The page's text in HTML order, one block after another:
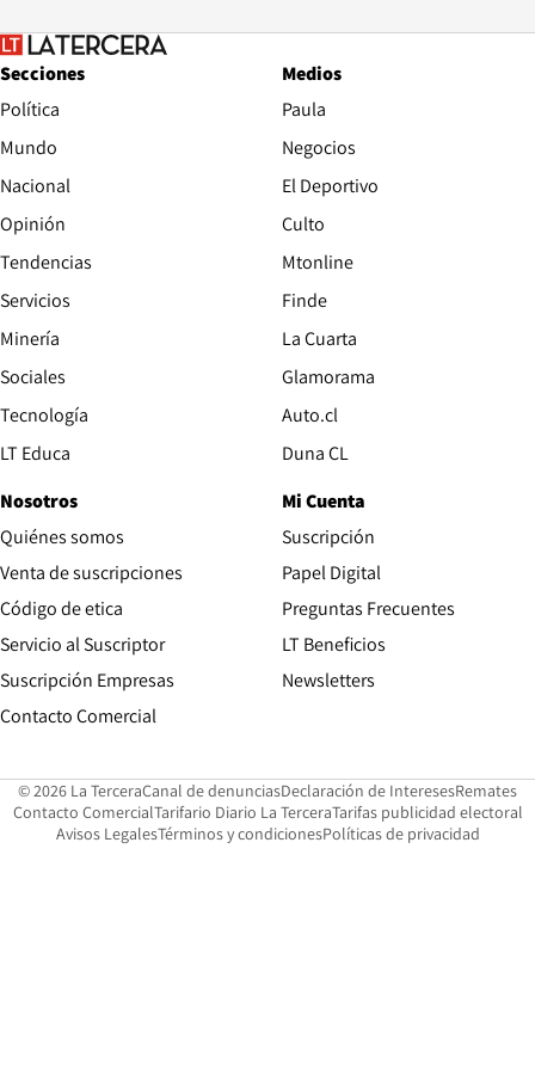
Secciones
Política
Mundo
Nacional
Opinión
Tendencias
Servicios
Minería
Sociales
Tecnología
LT Educa
Medios
Paula
Negocios
El Deportivo
Culto
Mtonline
Finde
La Cuarta
Glamorama
Auto.cl
Duna CL
Nosotros
Quiénes somos
Venta de suscripciones
Código de etica Opens in new window
Servicio al Suscriptor
Suscripción Empresas
Contacto Comercial
Mi Cuenta
Suscripción
Papel Digital
Preguntas Frecuentes
LT Beneficios
Newsletters
© 2026 La TerceraCanal de denunciasOpens in new window
Declaración de InteresesOpens in
Remates
Contacto ComercialOpens in new window
Tarifario Diario La TerceraOpens in new window
Tarifas publicidad electoral
Avisos LegalesOpens in new window
Términos y condicionesPolíticas de privacidad